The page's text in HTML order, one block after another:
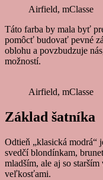
Airfield, mClasse
Táto farba by mala byť
pomôcť budovať pevné
oblohu a povzbudzuje
možností.
Airfield, mClasse
Základ šatníka
Odtieň „klasická modrá“
svedčí blondínkam,
mladším, ale aj so
veľkosťami.